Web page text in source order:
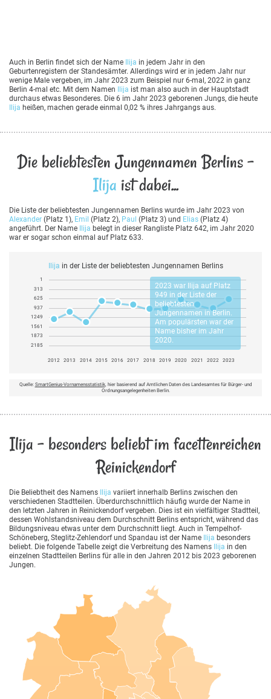
Auch in Berlin findet sich der Name Ilija in jedem Jahr in den
Geburtenregistern der Standesämter. Allerdings wird er in jedem Jahr nur
wenige Male vergeben, im Jahr 2023 zum Beispiel nur 6-mal, 2022 in ganz
Berlin 4-mal etc. Mit dem Namen
Ilija ist man also auch in der Hauptstadt
durchaus etwas Besonderes. Die 6 im Jahr 2023 geborenen Jungs, die heute
Ilija heißen, machen gerade einmal 0,02 % ihres Jahrgangs aus.
Die beliebtesten Jungennamen Berlins -
Ilija ist dabei...
Die Liste der beliebtesten Jungennamen Berlins wurde im Jahr 2023 von
Alexander (Platz 1), Emil (Platz 2), Paul (Platz 3) und Elias (Platz 4)
angeführt. Der Name
Ilija belegt in dieser Rangliste Platz 642, im Jahr 2020
war er sogar schon einmal auf Platz 633.
Ilija in der Liste der beliebtesten Jungennamen Berlins
2023 war Ilija auf Platz
949 in der Liste der
beliebtesten
Jungennamen in Berlin.
Am populärsten war der
Name bisher im Jahr
2020.
1
313
625
937
1249
1561
1873
2185
2012 2013 2014 2015 2016 2017 2018 2019 2020 2021 2022 2023
Quelle: SmartGenius-Vornamensstatistik, hier basierend auf Amtlichen Daten des Landesamtes für Bürger- und
Ordnungsangelegenheiten Berlin.
Ilija - besonders beliebt im facettenreichen
Reinickendorf
Die Beliebtheit des Namens Ilija variiert innerhalb Berlins zwischen den
verschiedenen Stadtteilen. Überdurchschnittlich häufig wurde der Name in
den letzten Jahren in Reinickendorf vergeben. Dies ist ein vielfältiger Stadtteil,
dessen Wohlstandsniveau dem Durchschnitt Berlins entspricht, während das
Bildungsniveau etwas unter dem Durchschnitt liegt. Auch in Tempelhof-
Schöneberg, Steglitz-Zehlendorf und Spandau ist der Name
Ilija besonders
beliebt. Die folgende Tabelle zeigt die Verbreitung des Namens
Ilija in den
einzelnen Stadtteilen Berlins für alle in den Jahren 2012 bis 2023 geborenen
Jungen.